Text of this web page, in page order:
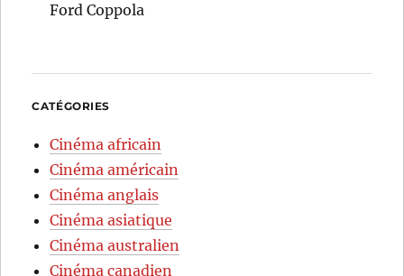
Ford Coppola
CATÉGORIES
Cinéma africain
Cinéma américain
Cinéma anglais
Cinéma asiatique
Cinéma australien
Cinéma canadien